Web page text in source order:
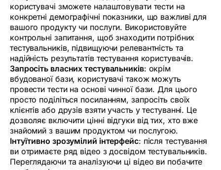
користувачі зможете налаштовувати тести на
конкретні демографічні показники, що важливі для
вашого продукту чи послуги. Використовуйте
контрольні запитання, щоб знаходити потрібних
тестувальників, підвищуючи релевантність та
надійність результатів тестування користувачів.
Запросіть власних тестувальників: окрім
вбудованої бази, користувачі також можуть
провести тести на основі чинної бази. Для цього
просто поділіться посиланням, запросіть своїх
клієнтів або друзів взяти участь у тестуванні. Це
дозволяє включити цінні відгуки від тих, хто вже
знайомий з вашим продуктом чи послугою.
Інтуїтивно зрозумілий інтерфейс: після тестування
ви отримаєте ряд відео з досвідом тестувальників.
Переглядаючи та аналізуючи ці відео ви побачите